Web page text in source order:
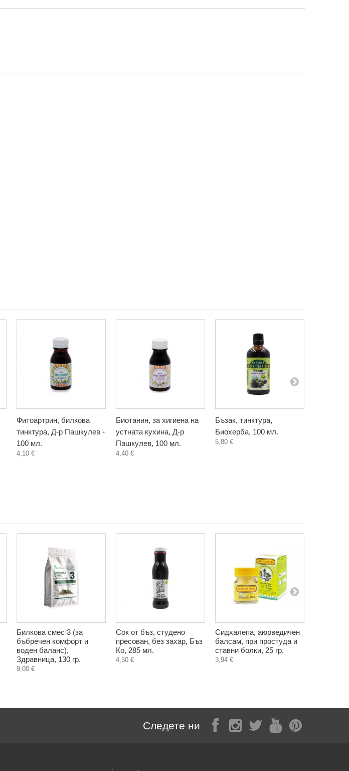
Фитоартрин, билкова
тинктура, Д-р Пашкулев -
100 мл.
4,10 €
Биотанин, за хигиена на
устната кухина, Д-р
Пашкулев, 100 мл.
4,40 €
Бъзак, тинктура,
Биохерба, 100 мл.
5,80 €
Билкова смес 3 (за
бъбречен комфорт и
воден баланс),
Здравница, 130 гр.
9,00 €
Сок от бъз, студено
пресован, без захар, Бъз
Ко, 285 мл.
4,50 €
Сидхалепа, аюрведичен
балсам, при простуда и
ставни болки, 25 гр.
3,94 €
Следете ни